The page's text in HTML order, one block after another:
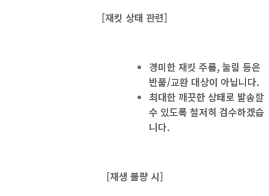
[재킷 상태 관련]
경미한 재킷 주름, 눌림 등은
반품/교환 대상이 아닙니다.
최대한 깨끗한 상태로 발송할
수 있도록 철저히 검수하겠습
니다.
[재생 불량 시]